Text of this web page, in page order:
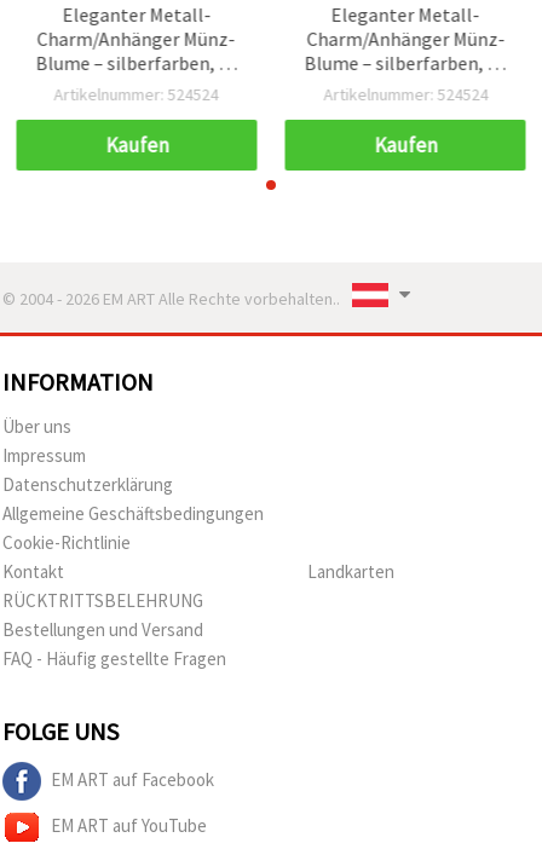
Eleganter Metall-
Charm/Anhänger Münz-
Blume – silberfarben, 15
mm, Loch 1,5 mm, 50
Schmuckherstellung
Artikelnummer: 524524
Kaufen
Eleganter Metall-
Charm/Anhänger Münz-
Blume – silberfarben, 15
mm, Loch 1,5 mm, 50
Schmuckherstellung
Artikelnummer: 524524
Kaufen
© 2004 - 2026 EM ART Alle Rechte vorbehalten..
INFORMATION
Über uns
Impressum
Datenschutzerklärung
Allgemeine Geschäftsbedingungen
Cookie-Richtlinie
Kontakt
RÜCKTRITTSBELEHRUNG
Bestellungen und Versand
FAQ - Häufig gestellte Fragen
Landkarten
FOLGE UNS
EM ART auf Facebook
EM ART auf YouTube